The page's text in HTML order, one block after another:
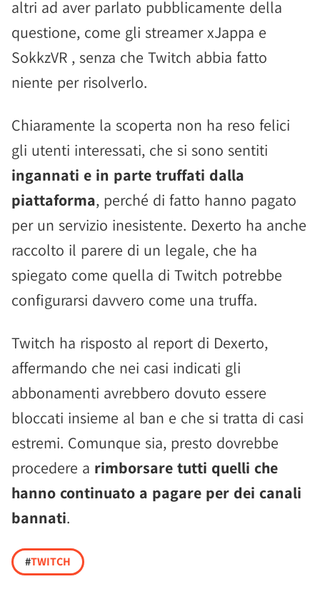
altri ad aver parlato pubblicamente della
questione, come gli streamer xJappa e
SokkzVR , senza che Twitch abbia fatto
niente per risolverlo.
Chiaramente la scoperta non ha reso felici
gli utenti interessati, che si sono sentiti
ingannati e in parte truffati dalla
piattaforma, perché di fatto hanno pagato
per un servizio inesistente. Dexerto ha anche
raccolto il parere di un legale, che ha
spiegato come quella di Twitch potrebbe
configurarsi davvero come una truffa.
Twitch ha risposto al report di Dexerto,
affermando che nei casi indicati gli
abbonamenti avrebbero dovuto essere
bloccati insieme al ban e che si tratta di casi
estremi. Comunque sia, presto dovrebbe
procedere a rimborsare tutti quelli che
hanno continuato a pagare per dei canali
bannati.
#TWITCH